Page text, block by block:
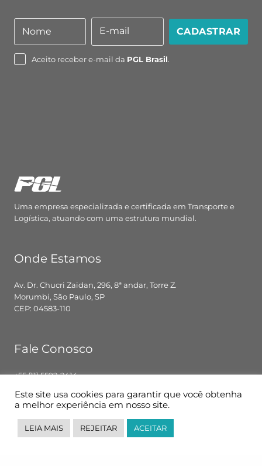
Nome
Nome
mail
E-mail CADASTRAR
Aceito receber e-mail da PGL Brasil.
Uma empresa especializada e certificada em Transporte e
Logística, atuando com uma estrutura mundial.
Onde Estamos
Av. Dr. Chucri Zaidan, 296, 8ª andar, Torre Z.
Morumbi, São Paulo, SP
CEP: 04583-110
Fale Conosco
+55 (11) 5592-2414
Segunda – Sexta: 8h00 – 18h00
Siga-nos
Este site usa cookies para garantir que você obtenha
a melhor experiência em nosso site.
LEIA MAIS REJEITAR ACEITAR